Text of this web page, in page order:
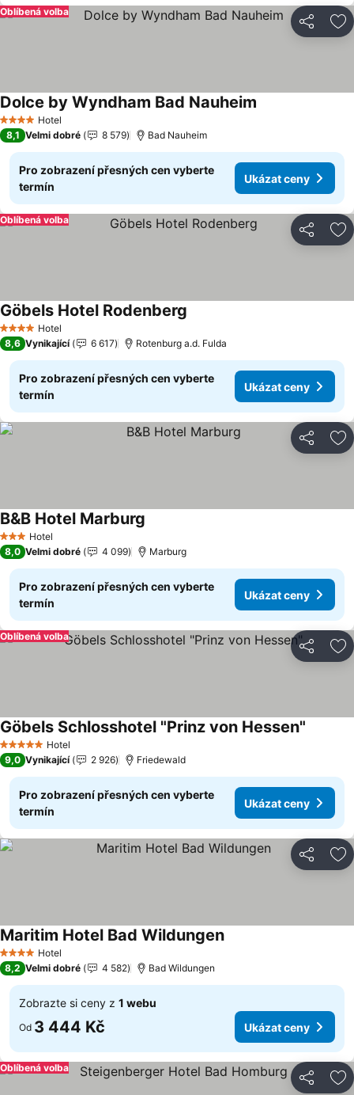
Sdílet
Oblíbená volba
4 Počet hvězdiček
Hotel
Dolce by Wyndham Bad Nauheim
8,1 Velmi dobré 8 579 Bad Nauheim
Pro zobrazení přesných cen vyberte
termín
Ukázat ceny
Sdílet
Oblíbená volba
4 Počet hvězdiček
Hotel
Göbels Hotel Rodenberg
8,6 Vynikající 6 617 Rotenburg a.d. Fulda
Pro zobrazení přesných cen vyberte
termín
Ukázat ceny
Sdílet
3 Počet hvězdiček
Hotel
B&B Hotel Marburg
8,0 Velmi dobré 4 099 Marburg
Pro zobrazení přesných cen vyberte
termín
Ukázat ceny
Sdílet
Oblíbená volba
5 Počet hvězdiček
Hotel
Göbels Schlosshotel "Prinz von Hessen"
9,0 Vynikající 2 926 Friedewald
Pro zobrazení přesných cen vyberte
termín
Ukázat ceny
Sdílet
4 Počet hvězdiček
Hotel
Maritim Hotel Bad WildungenUkázat ceny
8,2 Velmi dobré 4 582 Bad Wildungen
Zobrazte si ceny z 1 webu
Od 3 444 Kč Ukázat ceny
Sdílet
Oblíbená volba